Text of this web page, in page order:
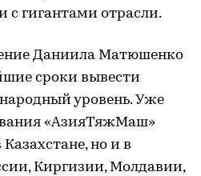
с гигантами отрасли.
Даниила Матюшенко
сроки вывести
уровень. Уже
«АзияТяжМаш»
но и в
Киргизии, Молдавии,